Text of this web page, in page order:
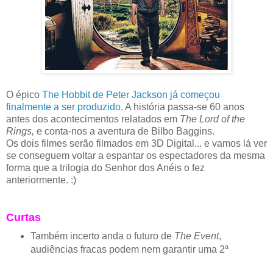
O épico The Hobbit de Peter Jackson já começou
finalmente a ser produzido. A história passa-se 60 anos
antes dos acontecimentos relatados em The Lord of the
Rings, e conta-nos a aventura de Bilbo Baggins.
Os dois filmes serão filmados em 3D Digital... e vamos lá ver
se conseguem voltar a espantar os espectadores da mesma
forma que a trilogia do Senhor dos Anéis o fez
anteriormente. :)
Curtas
Também incerto anda o futuro de The Event,
audiências fracas podem nem garantir uma 2ª